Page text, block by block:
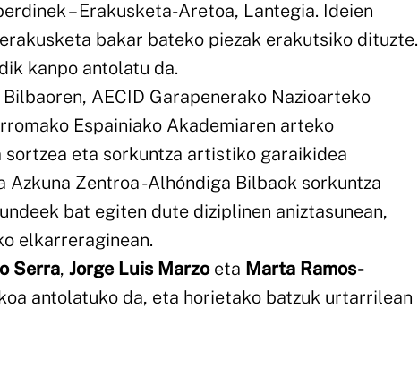
– Erakusketa-Aretoa, Lantegia. Ideien
bakar bateko piezak erakutsiko dituzte.
kanpo antolatu da.
AECID Garapenerako Nazioarteko
Espainiako Akademiaren arteko
sortzea eta sorkuntza artistiko garaikidea
Zentroa -Alhóndiga Bilbaok sorkuntza
bat egiten dute diziplinen aniztasunean,
elkarreraginean.
Serra, Jorge Luis Marzoeta Marta Ramos-
antolatuko da, eta horietako batzuk urtarrilean